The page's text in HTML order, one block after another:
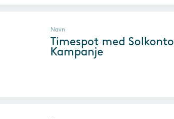
Navn
Timespot med Solkonto
Kampanje